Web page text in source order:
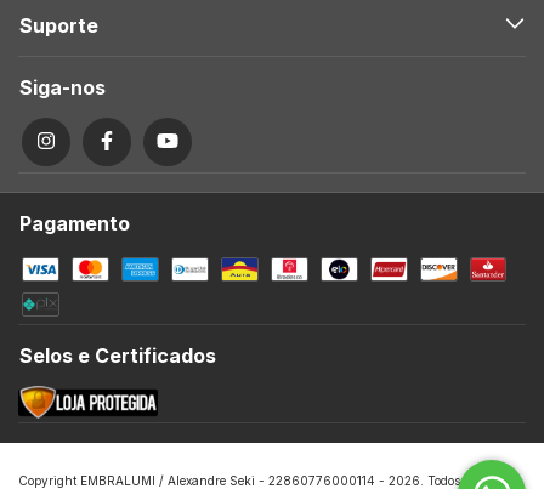
Suporte
Siga-nos
Pagamento
Selos e Certificados
Copyright EMBRALUMI / Alexandre Seki - 22860776000114 - 2026. Todos os direitos